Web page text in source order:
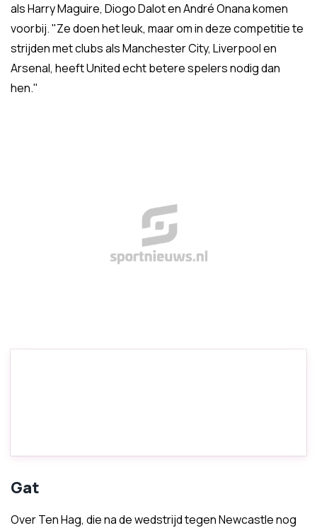
als Harry Maguire, Diogo Dalot en André Onana komen
voorbij. "Ze doen het leuk, maar om in deze competitie te
strijden met clubs als Manchester City, Liverpool en
Arsenal, heeft United echt betere spelers nodig dan
hen."
Gat
Over Ten Hag, die na de wedstrijd tegen Newcastle nog